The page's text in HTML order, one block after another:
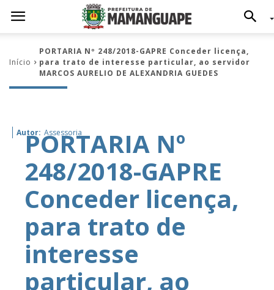
Início
PORTARIA Nº 248/2018-GAPRE Conceder licença,
para trato de interesse particular, ao servidor
MARCOS AURELIO DE ALEXANDRIA GUEDES
Autor: Assessoria
PORTARIA Nº
248/2018-GAPRE
Conceder licença,
para trato de
interesse
particular, ao